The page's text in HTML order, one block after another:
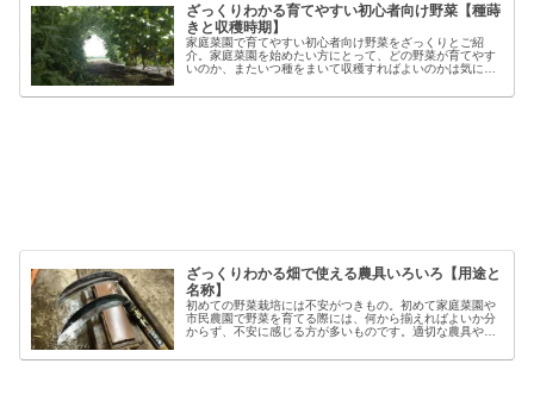
ざっくりわかる育てやすい初心者向け野菜【種蒔
きと収穫時期】
家庭菜園で育てやすい初心者向け野菜をざっくりとご紹
介。家庭菜園を始めたい方にとって、どの野菜が育てやす
いのか、またいつ種をまいて収穫すればよいのかは気にな
類でも「早生」「中生」「晩生」など...
ざっくりわかる畑で使える農具いろいろ【用途と
名称】
初めての野菜栽培には不安がつきもの。初めて家庭菜園や
市民農園で野菜を育てる際には、何から揃えればよいか分
からず、不安に感じる方が多いものです。適切な農具や資
しますが、種類も多く、初心者には...